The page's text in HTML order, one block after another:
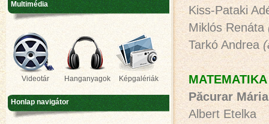
Kiss-Pataki
Miklós Renáta
Tarkó Andrea
MATEMATIKA
Păcurar Mária
Albert Etelka
Multimédia
Videotár Hanganyagok Képgalériák
Honlap navigátor